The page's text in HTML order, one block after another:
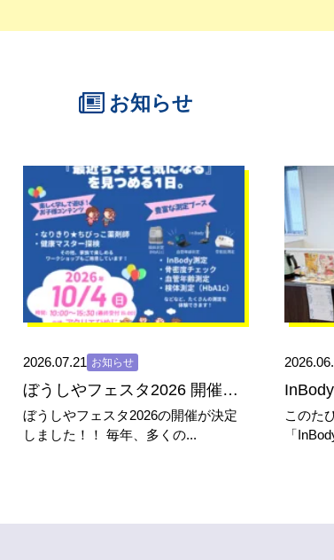
お知らせ
2026.07.21 お知らせ
ぼうしやフェスタ2026 開催決...
ぼうしやフェスタ2026の開催が決定
しました！！ 毎年、多くの...
このた
「